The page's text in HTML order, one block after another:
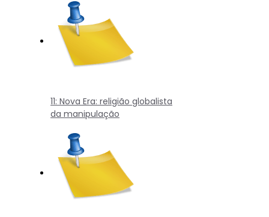
11: Nova Era: religião globalista
da manipulação